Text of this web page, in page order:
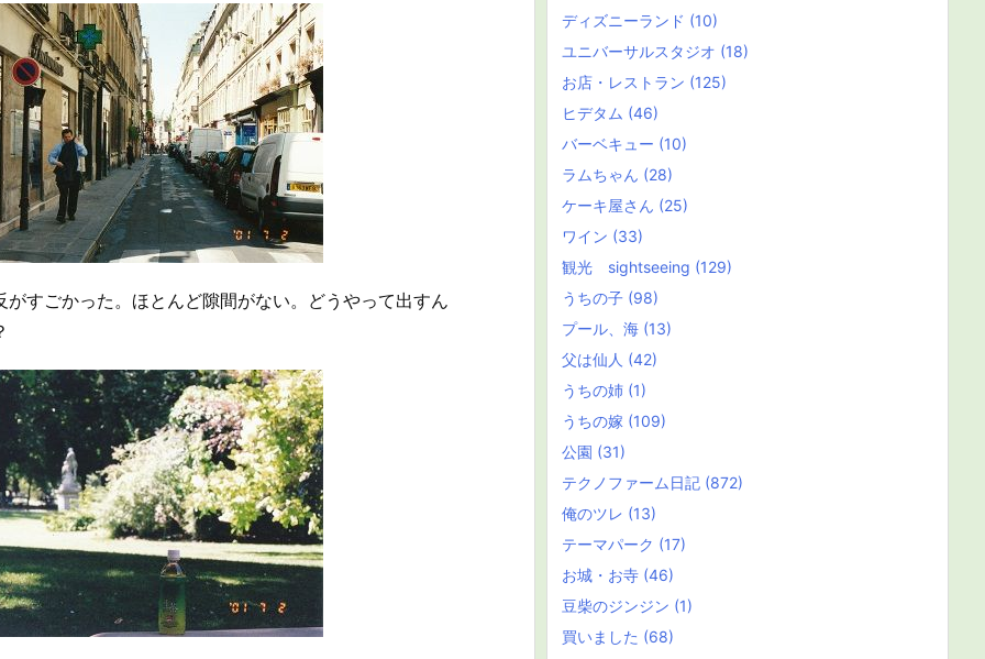
がすごかった。ほとんど隙間がない。どうやって出すん
ディズニーランド (10)
ユニバーサルスタジオ (18)
お店・レストラン (125)
ヒデタム (46)
バーベキュー (10)
ラムちゃん (28)
ケーキ屋さん (25)
ワイン (33)
観光 sightseeing (129)
うちの子 (98)
プール、海 (13)
父は仙人 (42)
うちの姉 (1)
うちの嫁 (109)
公園 (31)
テクノファーム日記 (872)
俺のツレ (13)
テーマパーク (17)
お城・お寺 (46)
豆柴のジンジン (1)
買いました (68)